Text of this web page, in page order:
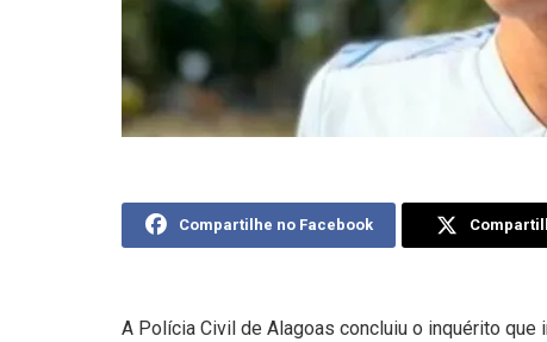
Compartilhe no Facebook
A Polícia Civil de Alagoas concluiu o inquérito